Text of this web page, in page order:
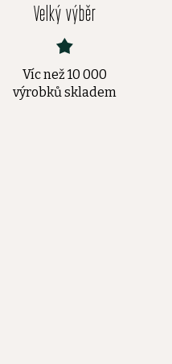
Velký výběr
Víc než 10 000
výrobků skladem